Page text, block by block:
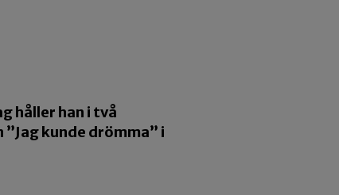
håller han i två
kunde drömma” i